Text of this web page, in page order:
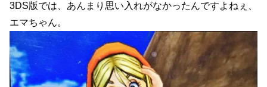
3DS版では、あんまり思い入れがなかったんですよねぇ、
エマちゃん。